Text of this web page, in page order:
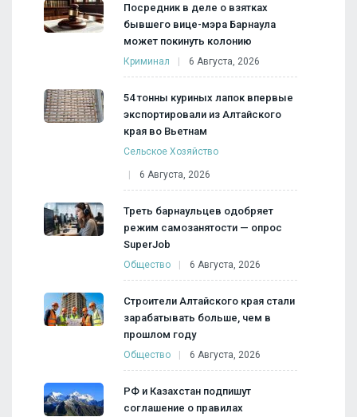
Посредник в деле о взятках
бывшего вице-мэра Барнаула
может покинуть колонию
Криминал 6 Августа, 2026
54 тонны куриных лапок впервые
экспортировали из Алтайского
края во Вьетнам
Сельское Хозяйство
6 Августа, 2026
Треть барнаульцев одобряет
режим самозанятости — опрос
SuperJob
Общество 6 Августа, 2026
Строители Алтайского края стали
зарабатывать больше, чем в
прошлом году
Общество 6 Августа, 2026
РФ и Казахстан подпишут
соглашение о правилах